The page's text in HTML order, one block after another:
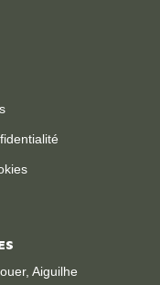
Aiguilhe